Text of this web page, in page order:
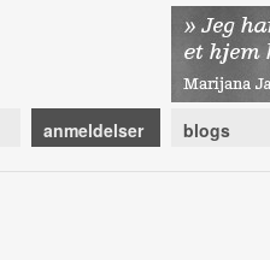
anmeldelser blogs